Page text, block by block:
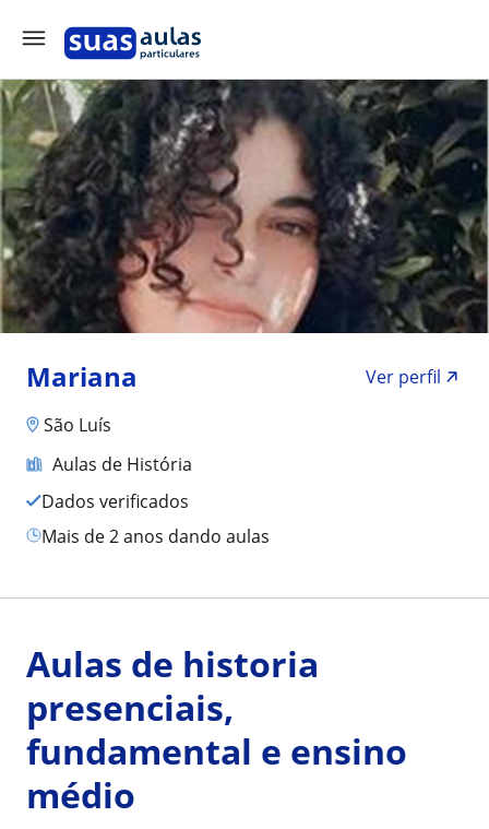
Mariana
Ver perfil
São Luís
Aulas de História
Dados verificados
mais de 2 anos dando aulas
Aulas de historia
presenciais,
fundamental e ensino
médio